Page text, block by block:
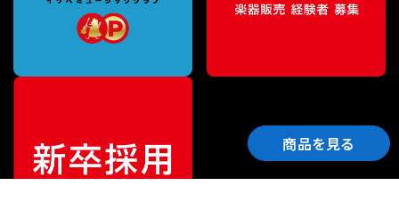
商品を見る